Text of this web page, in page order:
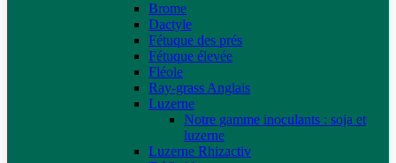
Brome
Dactyle
Fétuque des prés
Fétuque élevée
Fléole
Ray-grass Anglais
Luzerne
Notre gamme inoculants : soja et
luzerne
Luzerne Rhizactiv